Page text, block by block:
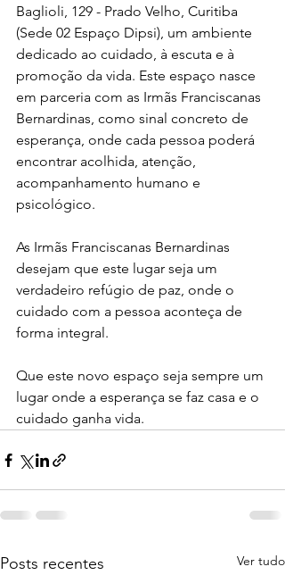
Baglioli, 129 - Prado Velho, Curitiba
(Sede 02 Espaço Dipsi), um ambiente
dedicado ao cuidado, à escuta e à
promoção da vida. Este espaço nasce
em parceria com as Irmãs Franciscanas
Bernardinas, como sinal concreto de
esperança, onde cada pessoa poderá
encontrar acolhida, atenção,
acompanhamento humano e
psicológico.
As Irmãs Franciscanas Bernardinas
desejam que este lugar seja um
verdadeiro refúgio de paz, onde o
cuidado com a pessoa aconteça de
forma integral.
Que este novo espaço seja sempre um
lugar onde a esperança se faz casa e o
cuidado ganha vida.
Posts recentes Ver tudo